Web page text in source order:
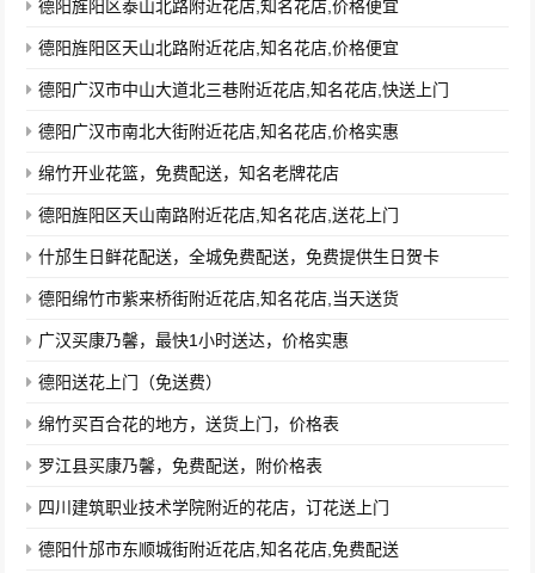
德阳旌阳区泰山北路附近花店,知名花店,价格便宜
德阳旌阳区天山北路附近花店,知名花店,价格便宜
德阳广汉市中山大道北三巷附近花店,知名花店,快送上门
德阳广汉市南北大街附近花店,知名花店,价格实惠
绵竹开业花篮，免费配送，知名老牌花店
德阳旌阳区天山南路附近花店,知名花店,送花上门
什邡生日鲜花配送，全城免费配送，免费提供生日贺卡
德阳绵竹市紫来桥街附近花店,知名花店,当天送货
广汉买康乃馨，最快1小时送达，价格实惠
德阳送花上门（免送费）
绵竹买百合花的地方，送货上门，价格表
罗江县买康乃馨，免费配送，附价格表
四川建筑职业技术学院附近的花店，订花送上门
德阳什邡市东顺城街附近花店,知名花店,免费配送